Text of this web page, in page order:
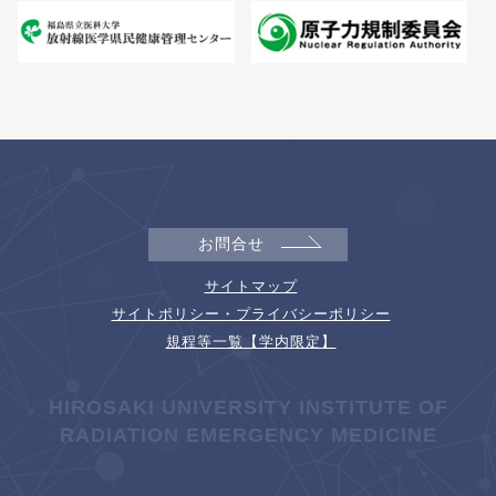
お問合せ
サイトマップ
サイトポリシー・プライバシーポリシー
規程等一覧【学内限定】
HIROSAKI UNIVERSITY INSTITUTE OF
RADIATION EMERGENCY MEDICINE